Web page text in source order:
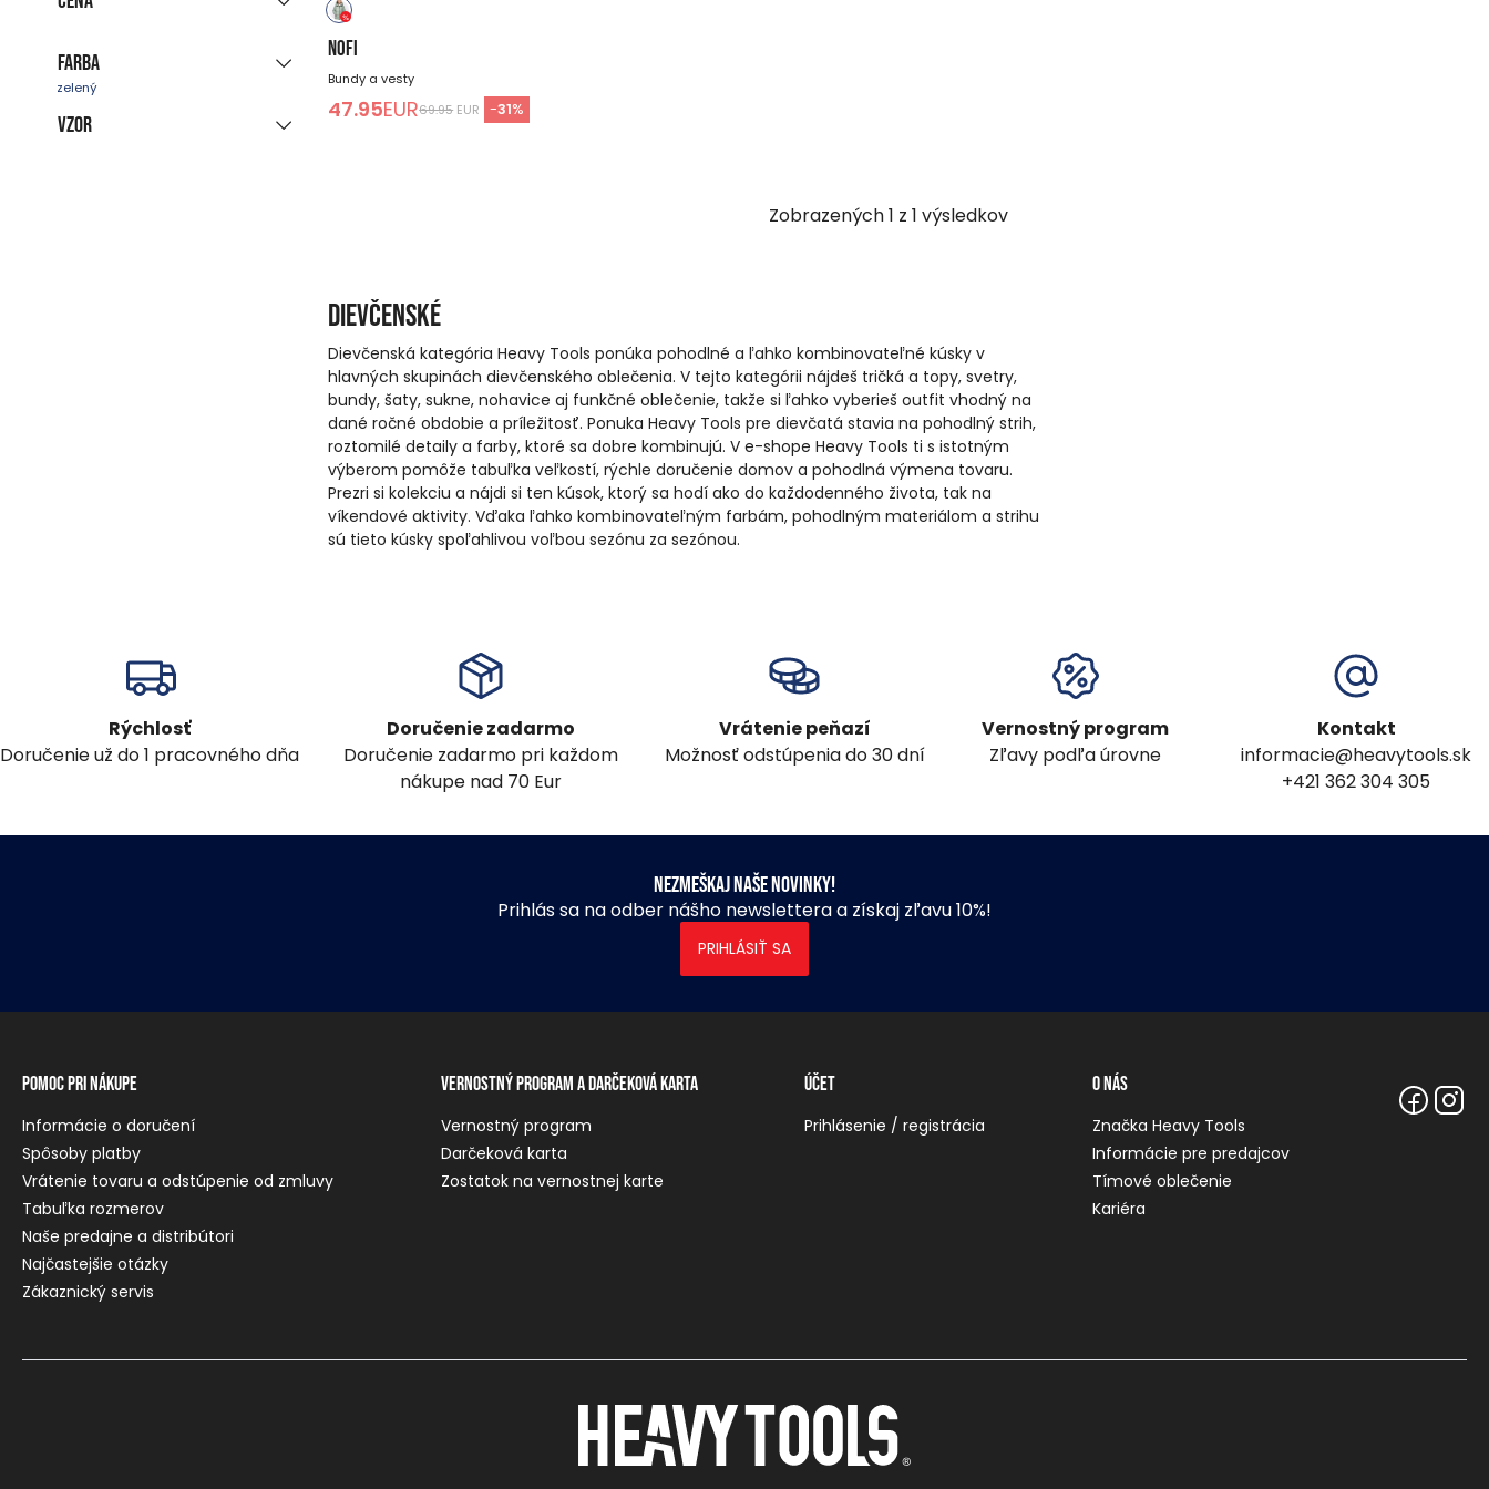
NOFI
Bundy a vesty
47.95EUR69.95 EUR -31%
Zobrazených1 z 1 výsledkov
Dievčenské
Dievčenská kategória Heavy Tools ponúka pohodlné a ľahko kombinovateľné kúsky v
hlavných skupinách dievčenského oblečenia. V tejto kategórii nájdeš tričká a topy, svetry,
bundy, šaty, sukne, nohavice aj funkčné oblečenie, takže si ľahko vyberieš outfit vhodný na
dané ročné obdobie a príležitosť. Ponuka Heavy Tools pre dievčatá stavia na pohodlný strih,
roztomilé detaily a farby, ktoré sa dobre kombinujú. V e-shope Heavy Tools ti s istotným
výberom pomôže tabuľka veľkostí, rýchle doručenie domov a pohodlná výmena tovaru.
Prezri si kolekciu a nájdi si ten kúsok, ktorý sa hodí ako do každodenného života, tak na
víkendové aktivity. Vďaka ľahko kombinovateľným farbám, pohodlným materiálom a strihu
sú tieto kúsky spoľahlivou voľbou sezónu za sezónou.
Farba
modrý
Vzor
Rýchlosť
Doručenie už do 1 pracovného dňa
Doručenie zadarmo
Doručenie zadarmo pri každom
nákupe nad 70 Eur
Vrátenie peňazí
Možnosť odstúpenia do 30 dní
Vernostný program
Zľavy podľa úrovne
Kontakt
informacie@heavytools.sk
+421 362 304 305
Nezmeškaj naše novinky!
Prihlás sa na odber nášho newslettera a získaj zľavu 10%!
PRIHLÁSIŤ SA
Pomoc pri nákupe
Informácie o doručení
Spôsoby platby
Vrátenie tovaru a odstúpenie od zmluvy
Tabuľka rozmerov
Naše predajne a distribútori
Najčastejšie otázky
Zákaznický servis
Vernostný program a darčeková karta
Vernostný program
Darčeková karta
Zostatok na vernostnej karte
Účet
Prihlásenie / registrácia
O nás
Značka Heavy Tools
Informácie pre predajcov
Tímové oblečenie
Kariéra